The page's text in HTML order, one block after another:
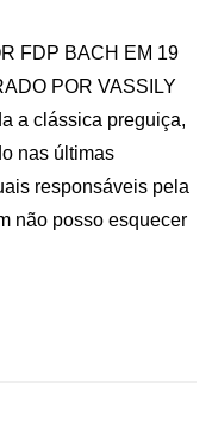
FDP BACH EM 19
POR VASSILY
a clássica preguiça,
nas últimas
responsáveis pela
não posso esquecer